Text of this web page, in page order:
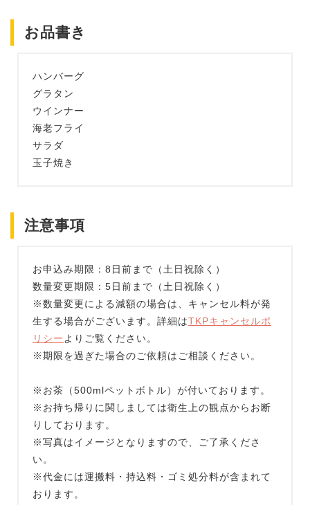
お品書き
ハンバーグ
グラタン
ウインナー
海老フライ
サラダ
玉子焼き
注意事項
お申込み期限：8日前まで（土日祝除く）
数量変更期限：5日前まで（土日祝除く）
※数量変更による減額の場合は、キャンセル料が発
生する場合がございます。詳細はTKPキャンセルポ
リシーよりご覧ください。
※期限を過ぎた場合のご依頼はご相談ください。
※お茶（500mlペットボトル）が付いております。
※お持ち帰りに関しましては衛生上の観点からお断
りしております。
※写真はイメージとなりますので、ご了承くださ
い。
※代金には運搬料・持込料・ゴミ処分料が含まれて
おります。